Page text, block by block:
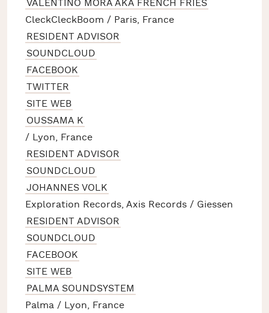
VALENTINO MORA AKA FRENCH FRIES
CleckCleckBoom / Paris, France
RESIDENT ADVISOR
SOUNDCLOUD
FACEBOOK
TWITTER
SITE WEB
OUSSAMA K
/ Lyon, France
RESIDENT ADVISOR
SOUNDCLOUD
JOHANNES VOLK
Exploration Records, Axis Records / Giessen
RESIDENT ADVISOR
SOUNDCLOUD
FACEBOOK
SITE WEB
PALMA SOUNDSYSTEM
Palma / Lyon, France